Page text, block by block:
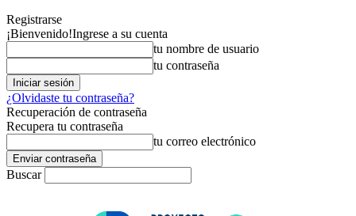
Registrarse
¡Bienvenido!Ingrese a su cuenta
tu nombre de usuario
tu contraseña
¿Olvidaste tu contraseña?
Recuperación de contraseña
Recupera tu contraseña
tu correo electrónico
Buscar